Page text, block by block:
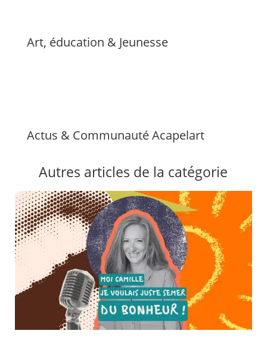
Art, éducation & Jeunesse
Actus & Communauté Acapelart
Autres articles de la catégorie